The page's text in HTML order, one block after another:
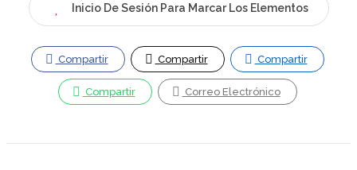
Inicio De Sesión Para Marcar Los Elementos
Compartir Compartir Compartir
Compartir Correo Electrónico